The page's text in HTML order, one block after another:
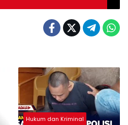
Hukum dan Kriminal